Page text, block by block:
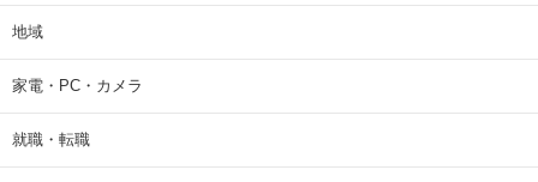
地域
家電・PC・カメラ
就職・転職